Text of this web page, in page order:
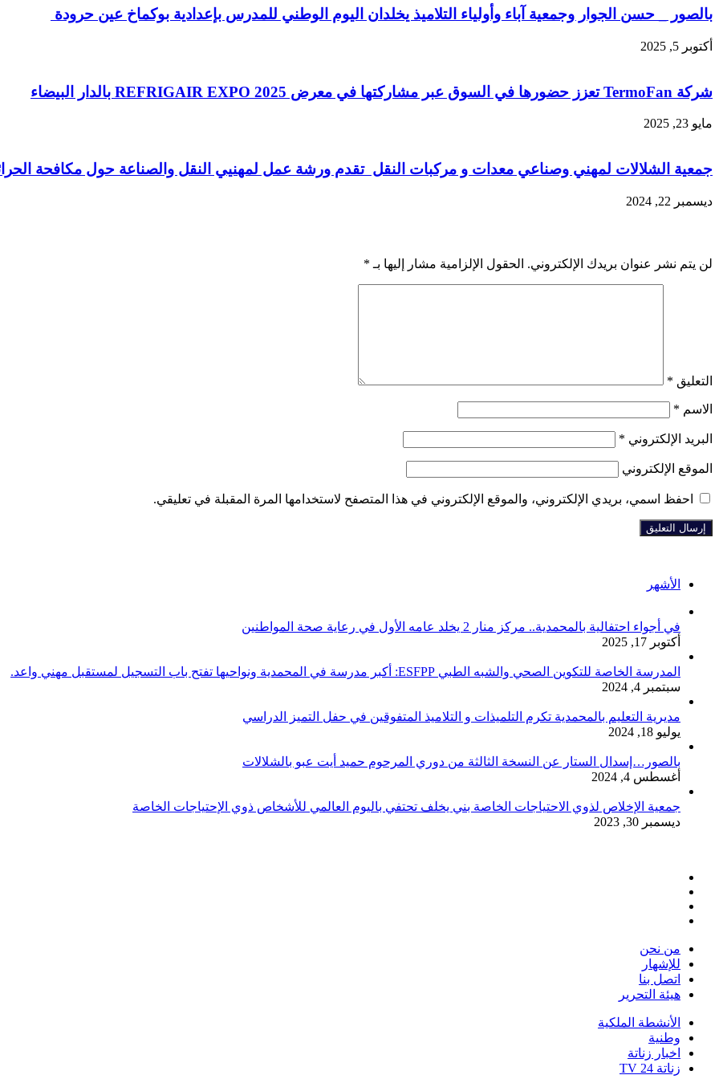
بالصور _ حسن الجوار وجمعية آباء وأولياء التلاميذ يخلدان اليوم الوطني للمدرس بإعدادية بوكماخ عين حرودة
أكتوبر 5, 2025
شركة TermoFan تعزز حضورها في السوق عبر مشاركتها في معرض REFRIGAIR EXPO 2025 بالدار البيضاء
مايو 23, 2025
جمعية الشلالات لمهني وصناعي معدات و مركبات النقل تقدم ورشة عمل لمهنيي النقل والصناعة حول مكافحة
ديسمبر 22, 2024
لن يتم نشر عنوان بريدك الإلكتروني. الحقول الإلزامية مشار إليها بـ *
التعليق *
الاسم *
البريد الإلكتروني *
الموقع الإلكتروني
احفظ اسمي، بريدي الإلكتروني، والموقع الإلكتروني في هذا المتصفح لاستخدامها المرة المقبلة في تعليقي.
الأشهر
في أجواء احتفالية بالمحمدية.. مركز منار 2 يخلد عامه الأول في رعاية صحة المواطنين
أكتوبر 17, 2025
المدرسة الخاصة للتكوين الصحي والشبه الطبي ESFPP: أكبر مدرسة في المحمدية ونواحيها تفتح باب التسجيل لمستقبل مهني واعد.
سبتمبر 4, 2024
مديرية التعليم بالمحمدية تكرم التلميذات و التلاميذ المتفوقين في حفل التميز الدراسي
يوليو 18, 2024
بالصور…إسدال الستار عن النسخة الثالثة من دوري المرحوم حميد أيت عبو بالشلالات
أغسطس 4, 2024
جمعية الإخلاص لذوي الاحتياجات الخاصة بني يخلف تحتفي باليوم العالمي للأشخاص ذوي الإحتياجات الخاصة
ديسمبر 30, 2023
من نحن
للإشهار
اتصل بنا
هيئة التحرير
الأنشطة الملكية
وطنية
اخبار زناتة
زناتة 24 TV